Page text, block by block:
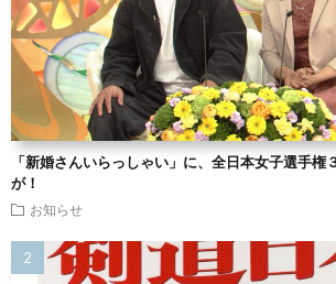
「新婚さんいらっしゃい」に、全日本女子選手権
が！
お知らせ